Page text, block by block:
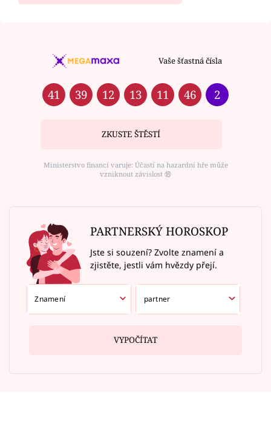
Vaše šťastná čísla
41 39 12 13 11 46 2
ZKUSTE ŠTĚSTÍ
Ministerstvo financí varuje: Účastí na hazardní hře může
vzniknout závislost ⑱
PARTNERSKÝ HOROSKOP
Jste si souzení? Zvolte znamení a
zjistěte, jestli vám hvězdy přejí.
VYPOČÍTAT